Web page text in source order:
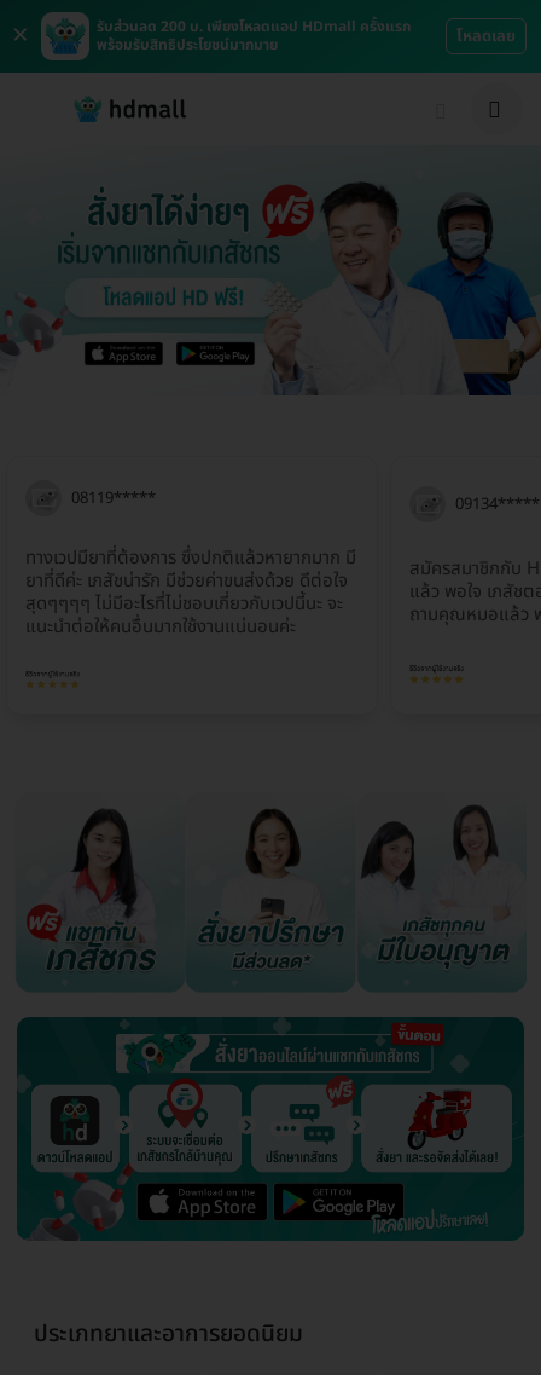
×
รับส่วนลด 200 บ. เพียงโหลดแอป HDmall ครั้งแรก
พร้อมรับสิทธิประโยชน์มากมาย
โหลดเลย
ทางเวปมียาที่ต้องการ ซึ่งปกติแล้วหายากมาก มี
ยาที่ดีค่ะ เภสัชน่ารัก มีช่วยค่าขนส่งด้วย ดีต่อใจ
สุดๆๆๆๆ ไม่มีอะไรที่ไม่ชอบเกี่ยวกับเวปนี้นะ จะ
แนะนำต่อให้คนอื่นมากใช้งานแน่นอนค่ะ
08119*****
สมัครสมาชิกกับ
แล้ว พอใจ เภสัชต
ถามคุณหมอแล้ว
09134*****
ประเภทยาและอาการยอดนิยม